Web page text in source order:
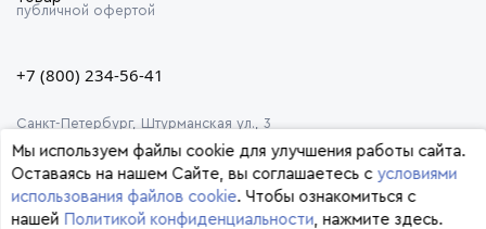
публичной офертой
+7 (800) 234-56-41
Санкт-Петербург, Штурманская ул., 3
Мы используем файлы cookie для улучшения работы сайта.
Оставаясь на нашем Сайте, вы соглашаетесь с условиями
использования файлов cookie. Чтобы ознакомиться с
нашей Политикой конфиденциальности, нажмите здесь.